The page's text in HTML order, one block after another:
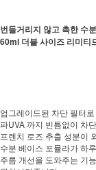
번들거리지 않고 촉한 수
60ml 더블 사이즈 리미티
업그레이드된 차단 필터
파UVA 까지 빈틈없이 차
프렌치 로즈 추출 성분이
수분 베이스 포뮬라가 하
주름 개선을 도와주는 기